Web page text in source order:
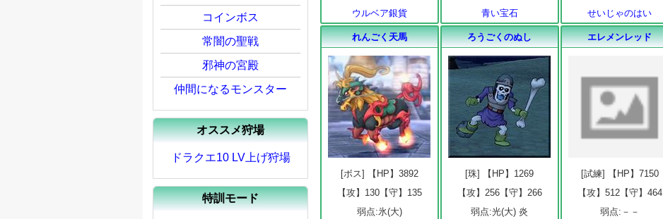
ウルベア銀貨
青い宝石
せいじゃのはい
れんごく天馬
[ボス] 【HP】3892
【攻】130【守】135
弱点:氷(大)
ろうごくのぬし
[珠] 【HP】1269
【攻】256【守】266
弱点:光(大) 炎
エレメンレッド
[試練] 【HP】7150
【攻】512【守】464
弱点:－－
コインボス
常闇の聖戦
邪神の宮殿
仲間になるモンスター
オススメ狩場
ドラクエ10 LV上げ狩場
特訓モード